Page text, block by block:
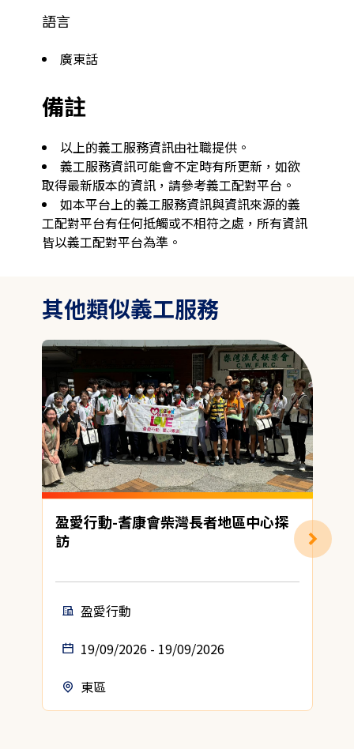
語言
廣東話
備註
以上的義工服務資訊由社職提供。
義工服務資訊可能會不定時有所更新，如欲
取得最新版本的資訊，請參考義工配對平台。
如本平台上的義工服務資訊與資訊來源的義
工配對平台有任何抵觸或不相符之處，所有資訊
皆以義工配對平台為準。
其他類似義工服務
盈愛行動-耆康會柴灣長者地區中心探
訪
盈愛行動
19/09/2026 - 19/09/2026
東區